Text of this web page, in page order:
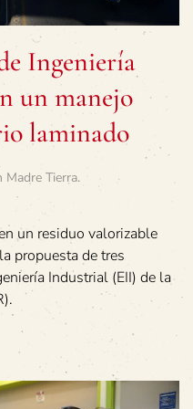
Ingeniería
un manejo
laminado
Madre Tierra.
un residuo valorizable
propuesta de tres
Industrial (EII) de la